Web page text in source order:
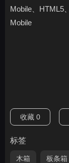
Mobile、HTML5
Mobile
收藏 0
标签
木箱 板条箱